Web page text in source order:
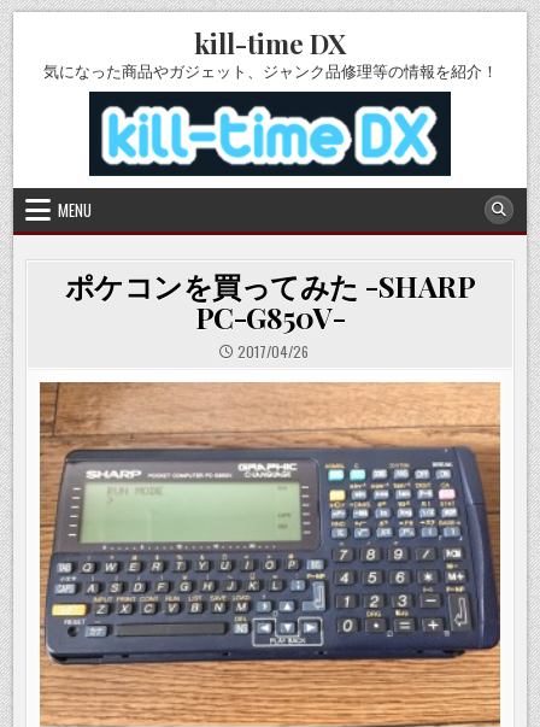
Skip
to
content
kill-time DX
気になった商品やガジェット、ジャンク品修理等の情報を紹介！
MENU
ポケコンを買ってみた -SHARP
PC-G850V-
2017/04/26